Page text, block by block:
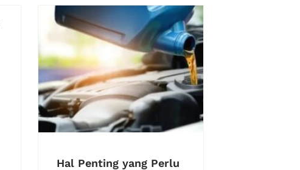
Hal Penting yang Perlu